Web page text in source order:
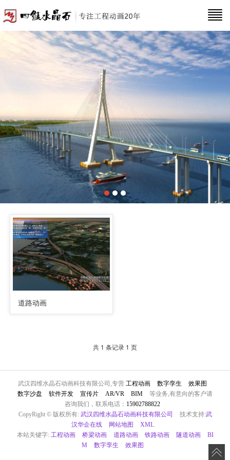
道路动画
共 1 条记录 1 页
武汉四维水晶石动画科技有限公司,专营 工程动画 数字孪生
效果图
数字沙盘
软件开发 宣传片 AR/VR BIM
等业务,有意向的客户请
咨询我们，联系电话： 15902788822
CopyRight © 版权所有: 武汉四维水晶石动画科技有限公司 技术支持:武
汉华企在线
网站地图
XML
本站关键字: 工程动画 桥梁动画 道路动画 铁路动画 隧道动画
BI
M
数字孪生 效果图